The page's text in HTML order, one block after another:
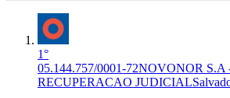
1°
05.144.757/0001-72NOVONOR S.A
RECUPERACAO JUDICIAL